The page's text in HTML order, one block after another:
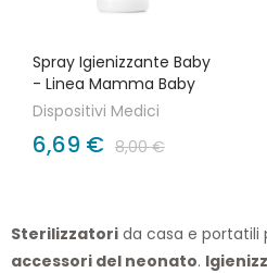
Sterilizzatori da casa e portatili
accessori del neonato.
Spray Igienizzante Baby
- Linea Mamma Baby
Dispositivi Medici
6,69 € 8,00 €